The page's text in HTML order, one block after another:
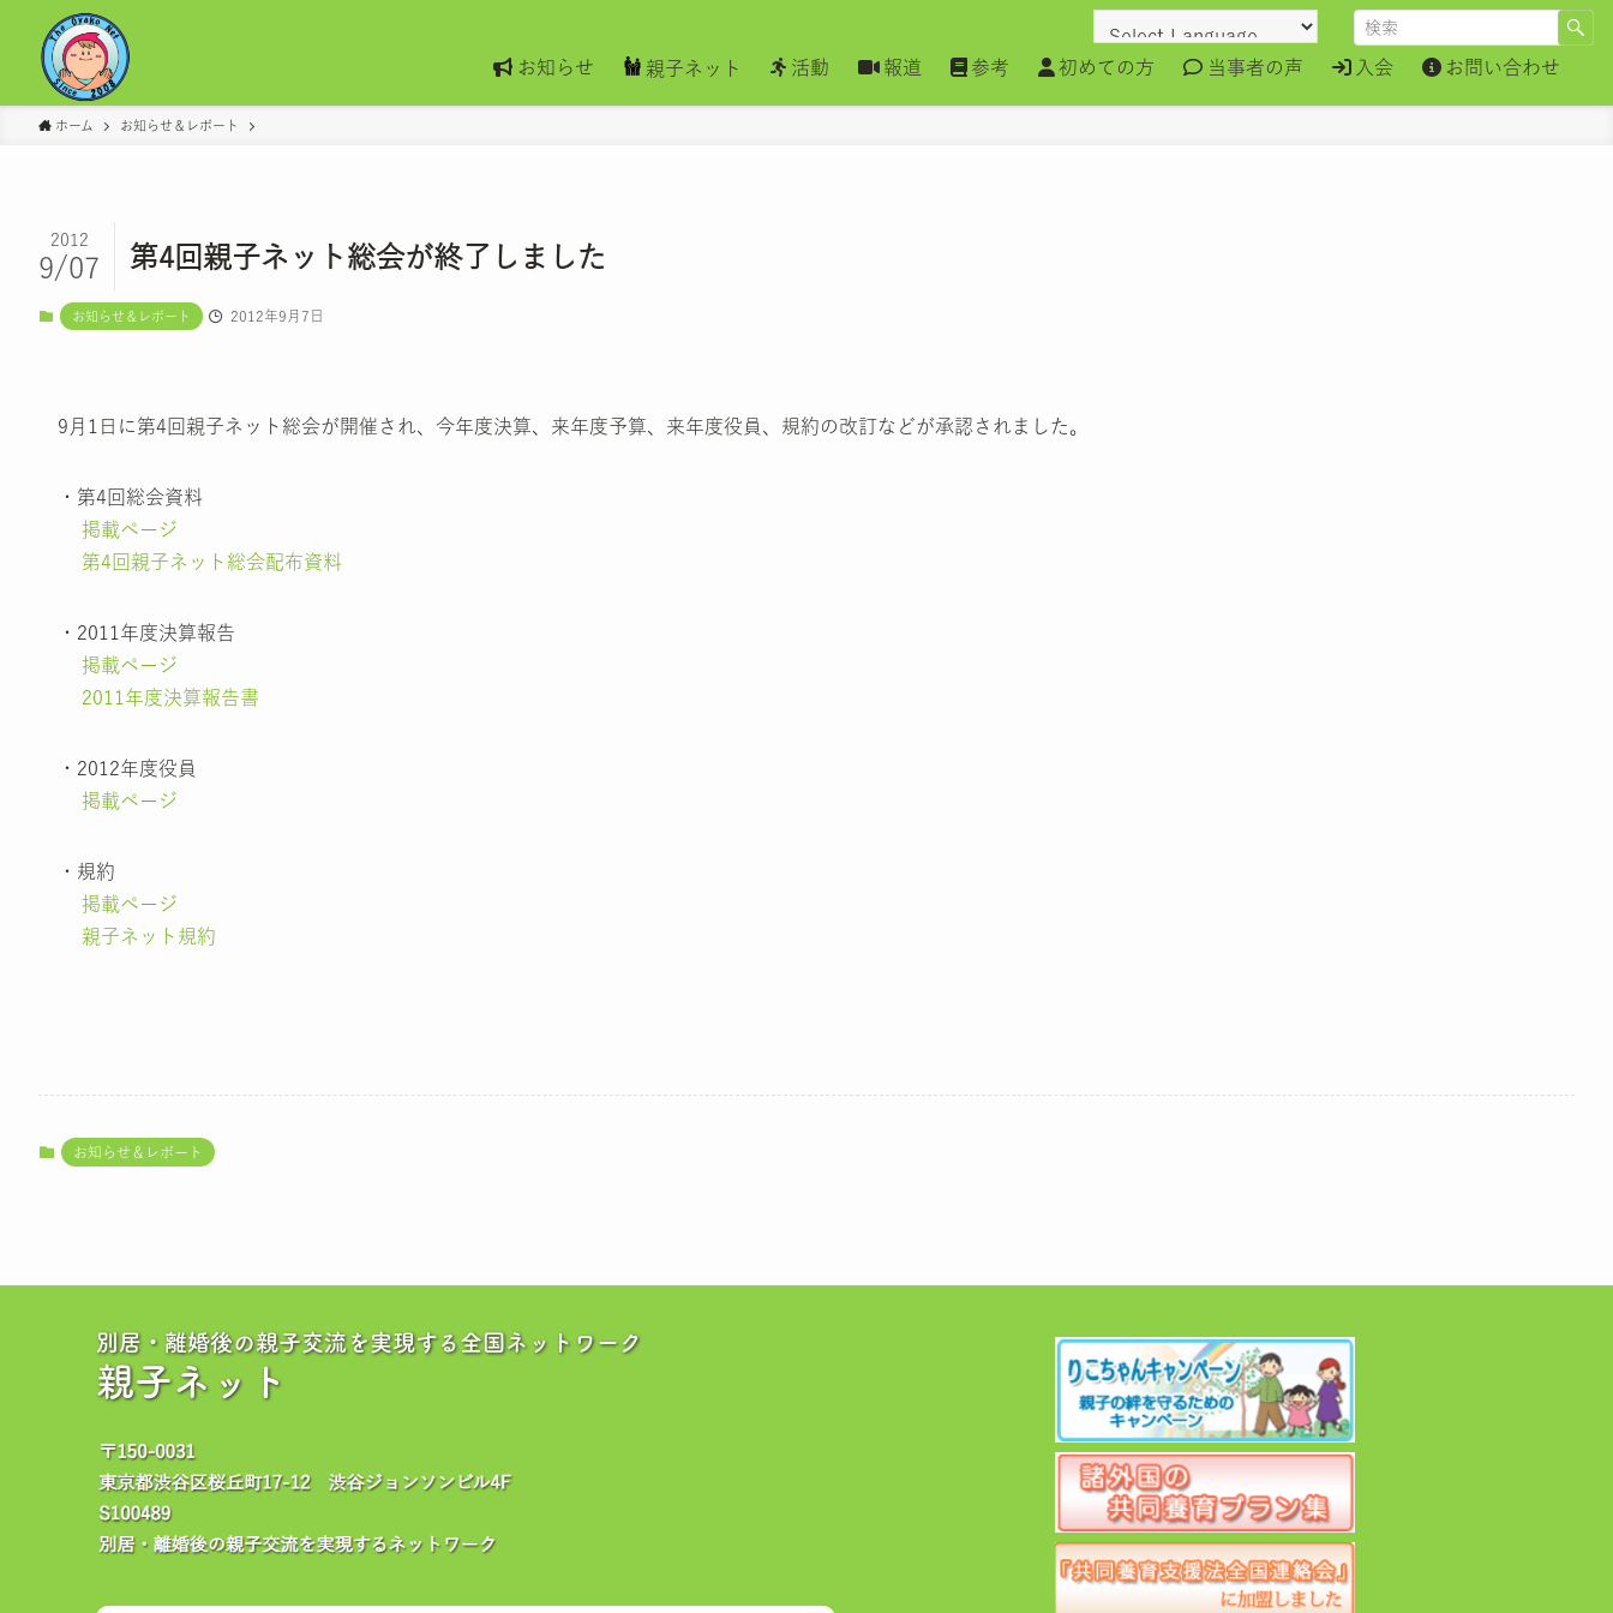
お知らせ 親子ネット 活動 報道 参考 初めての方 当事者の声 入会 お問い合わせ
ホーム お知らせ＆レポート
第4回親子ネット総会が終了しました
2012
9/07
お知らせ＆レポート 2012年9月7日
9月1日に第4回親子ネット総会が開催され、今年度決算、来年度予算、来年度役員、規約の改訂などが承認されました。
・第4回総会資料
掲載ページ
第4回親子ネット総会配布資料
・2011年度決算報告
掲載ページ
2011年度決算報告書
・2012年度役員
掲載ページ
・規約
掲載ページ
親子ネット規約
お知らせ＆レポート
別居・離婚後の親子交流を実現する全国ネットワーク
親子ネット